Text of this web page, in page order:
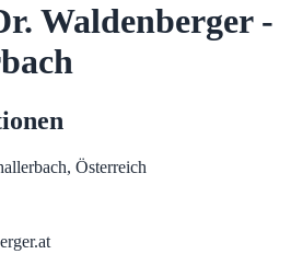
Waldenberger -
Österreich